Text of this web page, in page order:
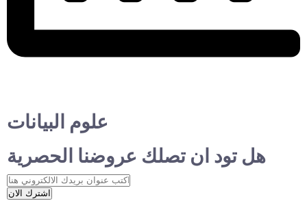
علوم البيانات
هل تود ان تصلك عروضنا الحصرية
اشترك الان